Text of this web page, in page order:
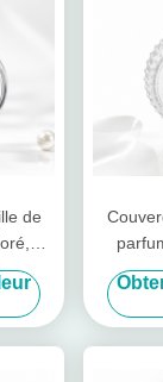
de
en
rose
et